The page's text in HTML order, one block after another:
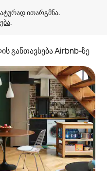
.
განთავსება Airbnb‑ზე